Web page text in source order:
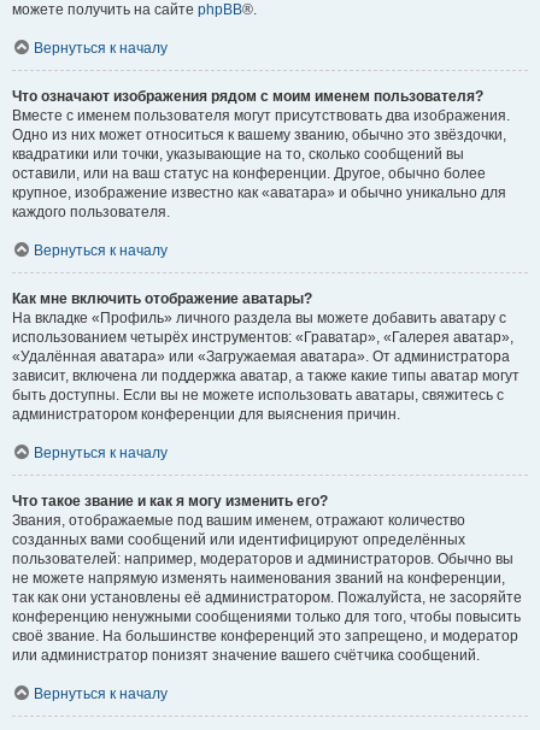
можете получить на сайте phpBB®.
Вернуться к началу
Что означают изображения рядом с моим именем пользователя?
Вместе с именем пользователя могут присутствовать два изображения.
Одно из них может относиться к вашему званию, обычно это звёздочки,
квадратики или точки, указывающие на то, сколько сообщений вы
оставили, или на ваш статус на конференции. Другое, обычно более
крупное, изображение известно как «аватара» и обычно уникально для
каждого пользователя.
Вернуться к началу
Как мне включить отображение аватары?
На вкладке «Профиль» личного раздела вы можете добавить аватару с
использованием четырёх инструментов: «Граватар», «Галерея аватар»,
«Удалённая аватара» или «Загружаемая аватара». От администратора
зависит, включена ли поддержка аватар, а также какие типы аватар могут
быть доступны. Если вы не можете использовать аватары, свяжитесь с
администратором конференции для выяснения причин.
Вернуться к началу
Что такое звание и как я могу изменить его?
Звания, отображаемые под вашим именем, отражают количество
созданных вами сообщений или идентифицируют определённых
пользователей: например, модераторов и администраторов. Обычно вы
не можете напрямую изменять наименования званий на конференции,
так как они установлены её администратором. Пожалуйста, не засоряйте
конференцию ненужными сообщениями только для того, чтобы повысить
своё звание. На большинстве конференций это запрещено, и модератор
или администратор понизят значение вашего счётчика сообщений.
Вернуться к началу